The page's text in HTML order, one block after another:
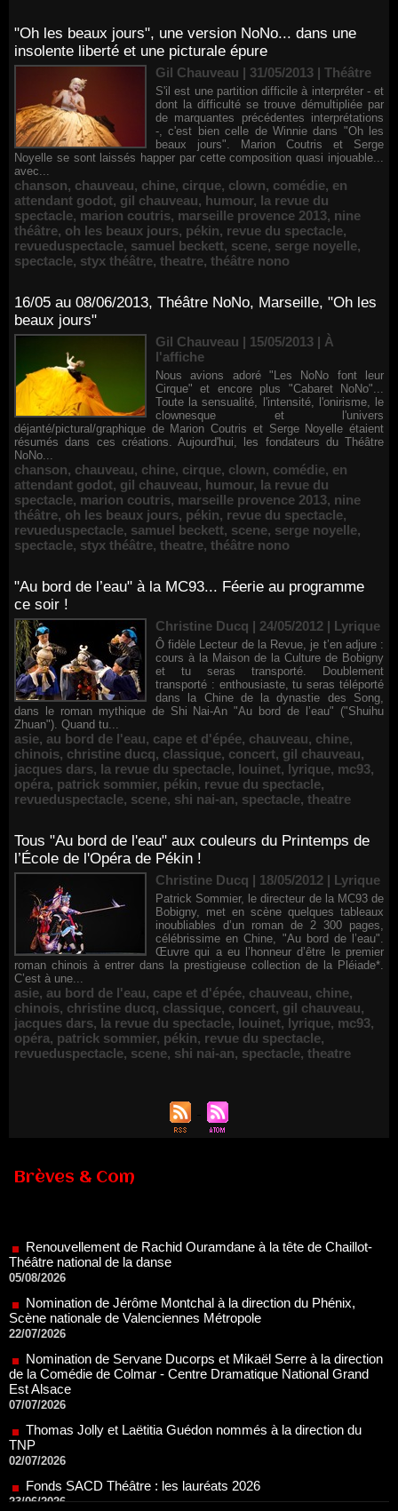
"Oh les beaux jours", une version NoNo... dans une
insolente liberté et une picturale épure
Gil Chauveau | 31/05/2013 | Théâtre
S'il est une partition difficile à interpréter - et
dont la difficulté se trouve démultipliée par
de marquantes précédentes interprétations
-, c'est bien celle de Winnie dans "Oh les
beaux jours". Marion Coutris et Serge
Noyelle se sont laissés happer par cette composition quasi injouable...
avec...
chanson, chauveau, chine, cirque, clown, comédie, en
attendant godot, gil chauveau, humour, la revue du
spectacle, marion coutris, marseille provence 2013, nine
théâtre, oh les beaux jours, pékin, revue du spectacle,
revueduspectacle, samuel beckett, scene, serge noyelle,
spectacle, styx théâtre, theatre, théâtre nono
16/05 au 08/06/2013, Théâtre NoNo, Marseille, "Oh les
beaux jours"
Gil Chauveau | 15/05/2013 | À
l'affiche
Nous avions adoré "Les NoNo font leur
Cirque" et encore plus "Cabaret NoNo"...
Toute la sensualité, l'intensité, l'onirisme, le
clownesque et l'univers
déjanté/pictural/graphique de Marion Coutris et Serge Noyelle étaient
résumés dans ces créations. Aujourd'hui, les fondateurs du Théâtre
NoNo...
chanson, chauveau, chine, cirque, clown, comédie, en
attendant godot, gil chauveau, humour, la revue du
spectacle, marion coutris, marseille provence 2013, nine
théâtre, oh les beaux jours, pékin, revue du spectacle,
revueduspectacle, samuel beckett, scene, serge noyelle,
spectacle, styx théâtre, theatre, théâtre nono
"Au bord de l’eau" à la MC93... Féerie au programme
ce soir !
Christine Ducq | 24/05/2012 | Lyrique
Ô fidèle Lecteur de la Revue, je t’en adjure :
cours à la Maison de la Culture de Bobigny
et tu seras transporté. Doublement
transporté : enthousiaste, tu seras téléporté
dans la Chine de la dynastie des Song,
dans le roman mythique de Shi Nai-An "Au bord de l’eau" ("Shuihu
Zhuan"). Quand tu...
asie, au bord de l'eau, cape et d'épée, chauveau, chine,
chinois, christine ducq, classique, concert, gil chauveau,
jacques dars, la revue du spectacle, louinet, lyrique, mc93,
opéra, patrick sommier, pékin, revue du spectacle,
revueduspectacle, scene, shi nai-an, spectacle, theatre
Tous "Au bord de l'eau" aux couleurs du Printemps de
l’École de l'Opéra de Pékin !
Christine Ducq | 18/05/2012 | Lyrique
Patrick Sommier, le directeur de la MC93 de
Bobigny, met en scène quelques tableaux
inoubliables d’un roman de 2 300 pages,
célébrissime en Chine, "Au bord de l’eau".
Œuvre qui a eu l’honneur d’être le premier
roman chinois à entrer dans la prestigieuse collection de la Pléiade*.
C’est à une...
asie, au bord de l'eau, cape et d'épée, chauveau, chine,
chinois, christine ducq, classique, concert, gil chauveau,
jacques dars, la revue du spectacle, louinet, lyrique, mc93,
opéra, patrick sommier, pékin, revue du spectacle,
revueduspectacle, scene, shi nai-an, spectacle, theatre
Brèves & Com
Nomination de Jérôme Montchal à la direction du Phénix,
Scène nationale de Valenciennes Métropole
Nomination de Servane Ducorps et Mikaël Serre à la direction
de la Comédie de Colmar - Centre Dramatique National Grand
07/07/2026
Thomas Jolly et Laëtitia Guédon nommés à la direction du
TNP
Fonds SACD Théâtre : les lauréats 2026
23/06/2026
Dispositif ARTCENA Écrire pour le cirque, les lauréats 2026 !
20/06/2026